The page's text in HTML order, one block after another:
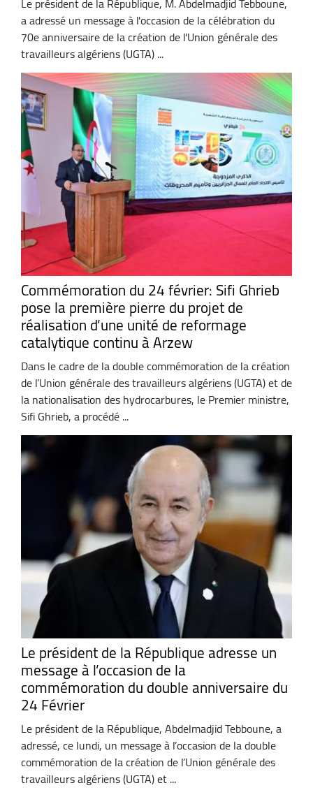
a adressé un message à l'occasion de la célébration du
70e anniversaire de la création de l'Union générale des
travailleurs algériens (UGTA) ...
Commémoration du 24 février: Sifi Ghrieb
pose la première pierre du projet de
réalisation d’une unité de reformage
catalytique continu à Arzew
Dans le cadre de la double commémoration de la création
de l’Union générale des travailleurs algériens (UGTA) et de
la nationalisation des hydrocarbures, le Premier ministre,
Sifi Ghrieb, a procédé ...
Le président de la République adresse un
message à l’occasion de la
commémoration du double anniversaire du
24 Février
Le président de la République, Abdelmadjid Tebboune, a
adressé, ce lundi, un message à l’occasion de la double
commémoration de la création de l’Union générale des
travailleurs algériens (UGTA) et ...